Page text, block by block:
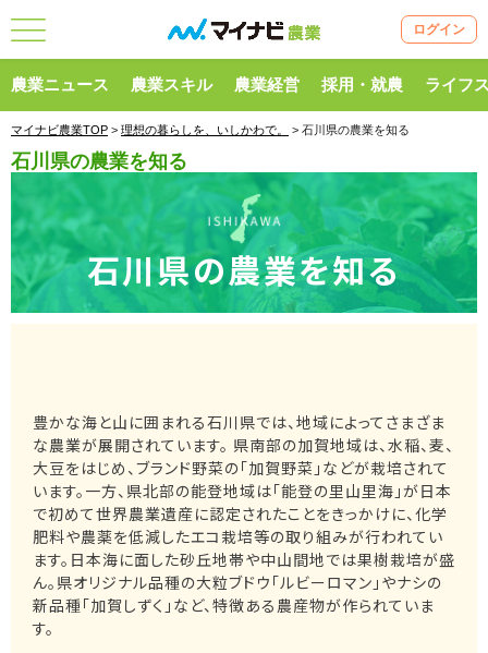
ログイン
農業ニュース 農業スキル 農業経営 採用・就農 ライフ
マイナビ農業TOP > 理想の暮らしを、いしかわで。 > 石川県の農業を知る
石川県の農業を知る
石川県の農業を知る
豊かな海と山に囲まれる石川県では、地域によってさまざま
な農業が展開されています。 県南部の加賀地域は、水稲、麦、
大豆をはじめ、ブランド野菜の「加賀野菜」などが栽培されて
います。一方、県北部の能登地域は「能登の里山里海」が日本
で初めて世界農業遺産に認定されたことをきっかけに、化学
肥料や農薬を低減したエコ栽培等の取り組みが行われてい
ます。日本海に面した砂丘地帯や中山間地では果樹栽培が盛
ん。県オリジナル品種の大粒ブドウ「ルビーロマン」やナシの
新品種「加賀しずく」など、特徴ある農産物が作られていま
す。